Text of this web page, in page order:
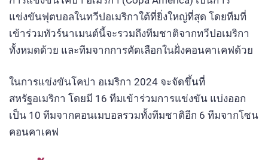
แข่งขันฟุตบอลในทวีปอเมริกาใต้ที่ยิ่งใหญ่ที่สุด โดยทีมที่
เข้าร่วมทัวร์นาเมนต์นี้จะรวมถึงทีมชาติจากทวีปอเมริกา
ทั้งหมดด้วย และทีมจากการคัดเลือกในฝั่งคอนคาเคฟด้วย
ในการแข่งขันโคปา อเมริกา 2024 จะจัดขึ้นที่
สหรัฐอเมริกา โดยมี 16 ทีมเข้าร่วมการแข่งขัน แบ่งออก
เป็น 10 ทีมจากคอนเมบอลรวมทั้งทีมชาติอีก 6 ทีมจากโซน
คอนคาเคฟ